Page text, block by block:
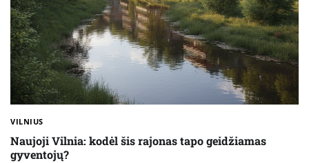
VILNIUS
Naujoji Vilnia: kodėl šis rajonas tapo geidžiamas
gyventojų?